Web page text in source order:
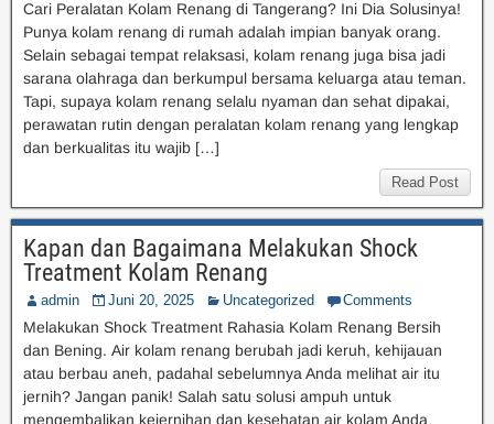
Cari Peralatan Kolam Renang di Tangerang? Ini Dia Solusinya!
Punya kolam renang di rumah adalah impian banyak orang.
Selain sebagai tempat relaksasi, kolam renang juga bisa jadi
sarana olahraga dan berkumpul bersama keluarga atau teman.
Tapi, supaya kolam renang selalu nyaman dan sehat dipakai,
perawatan rutin dengan peralatan kolam renang yang lengkap
dan berkualitas itu wajib […]
Read Post
Kapan dan Bagaimana Melakukan Shock
Treatment Kolam Renang
admin Juni 20, 2025 Uncategorized Comments
Melakukan Shock Treatment Rahasia Kolam Renang Bersih
dan Bening. Air kolam renang berubah jadi keruh, kehijauan
atau berbau aneh, padahal sebelumnya Anda melihat air itu
jernih? Jangan panik! Salah satu solusi ampuh untuk
mengembalikan kejernihan dan kesehatan air kolam Anda